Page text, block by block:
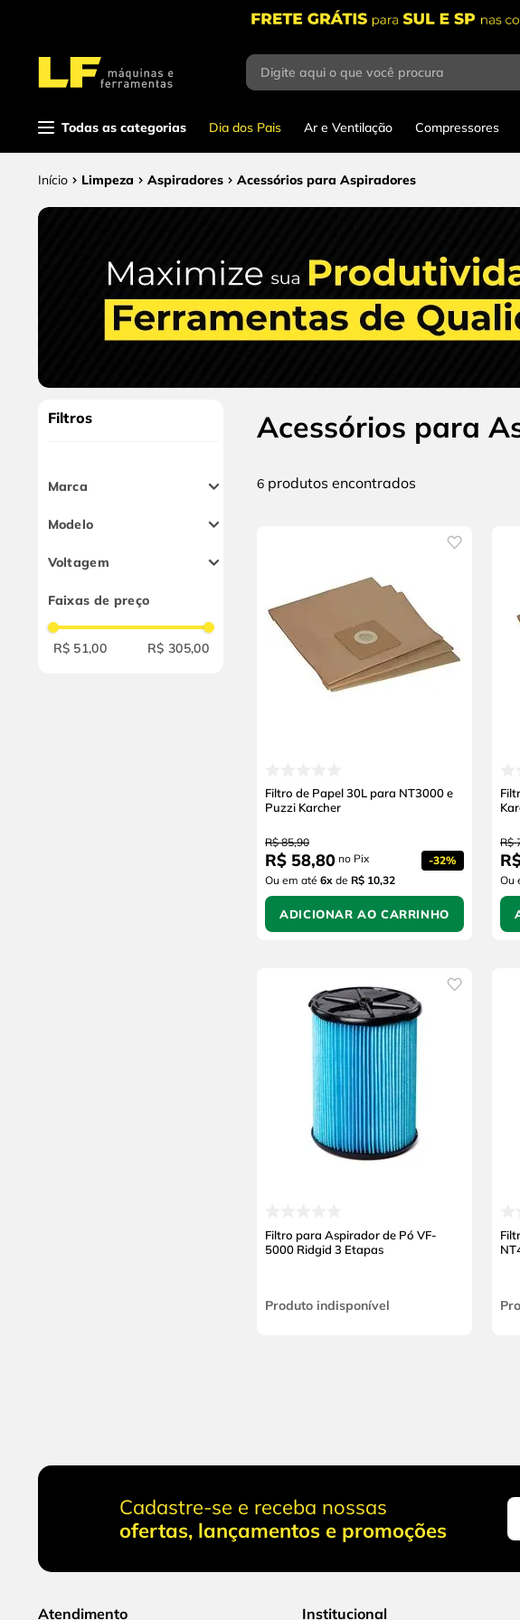
Digite aqui o que você procura
Todas as categorias Dia dos Pais Ar e Ventilação Compressores
Limpeza Aspiradores Acessórios para Aspiradores
Filtros
Marca
Ridgid
Modelo
VF-4000
NT585 e Puzzi
NT2000
Voltagem
Faixas de preço
R$ 51,00 R$ 305,00
Acessórios para
6 produtos
Filtro de Papel 30L para NT3000 e
Puzzi Karcher
R$ 85,90
R$ 58,80 no Pix -32%
Ou em até 6x de R$ 10,32
ADICIONAR AO CARRINHO
R$
Ou
Filtro para Aspirador de Pó VF-
5000 Ridgid 3 Etapas
Produto indisponível
Cadastre-se e receba nossas
ofertas, lançamentos e promoções
Atendimento Institucional
Termos mais
buscados
parafusadeira
serra circular